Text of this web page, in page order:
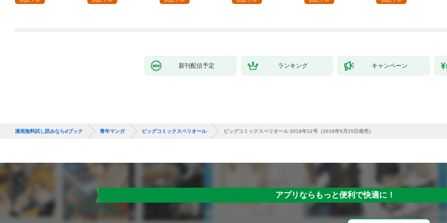
新刊配信予定 ランキング キャンペーン
漫画無料試し読みならdブック 青年マンガ ビッグコミックスペリオール ビッグコミックスペリオール 2018年12号（2018年5月25日発売）
アプリならもっと便利で快適に！